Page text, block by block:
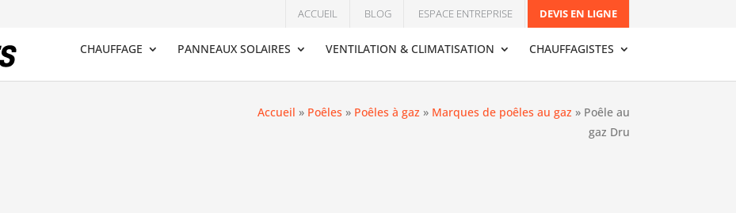
ACCUEIL BLOG ESPACE ENTREPRISE DEVIS EN LIGNE
CHAUFFAGE PANNEAUX SOLAIRES VENTILATION & CLIMATISATION CHAUFFAGISTES
Accueil » Poêles » Poêles à gaz » Marques de poêles au gaz » Poêle au
gaz Dru